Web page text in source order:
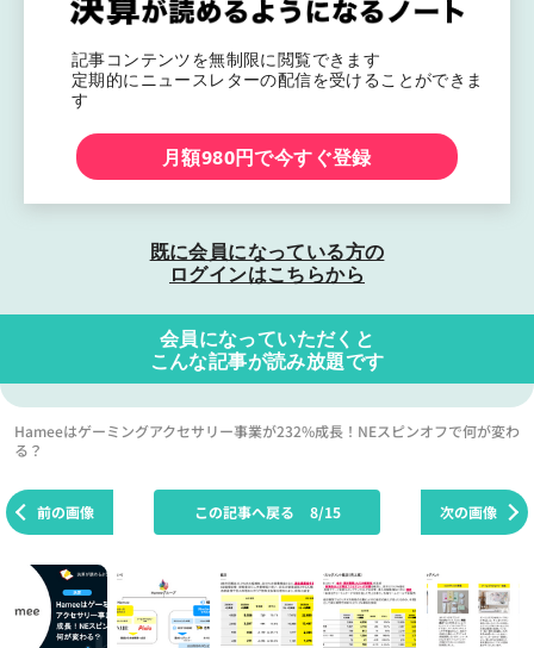
記事コンテンツを無制限に閲覧できます
定期的にニュースレターの配信を受けることができま
す
月額980円で今すぐ登録
既に会員になっている方の
ログインはこちらから
会員になっていただくと
こんな記事が読み放題です
Hameeはゲーミングアクセサリー事業が232%成長！NEスピンオフで何が変わ
る？
前の画像 次の画像
この記事へ戻る 8/15